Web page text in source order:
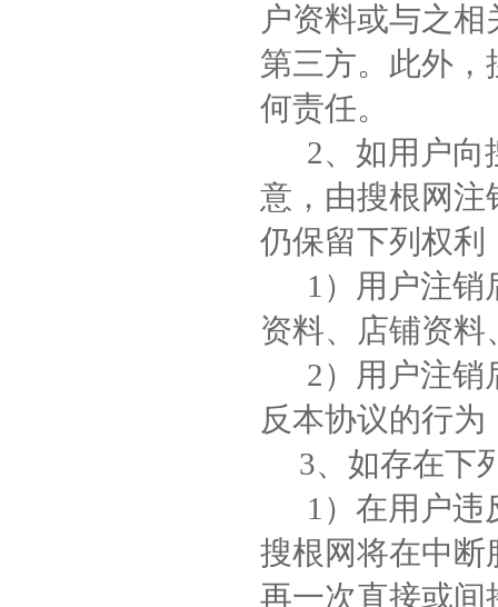
户资料或与之
第三方。此外
何责任。
2、如用户向
意，由搜根网注
仍保留下列权利
1）用户注销
资料、店铺资
2）用户注销
反本协议的行
3、如存在下
1）在用户违
搜根网将在中断
再一次直接或间